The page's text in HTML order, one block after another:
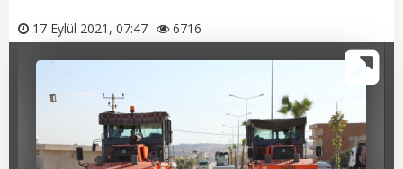
Meclis Üyelerimiz
E-Belediye
Beyan Bilgileri
17 Eylül 2021, 07:47 6716